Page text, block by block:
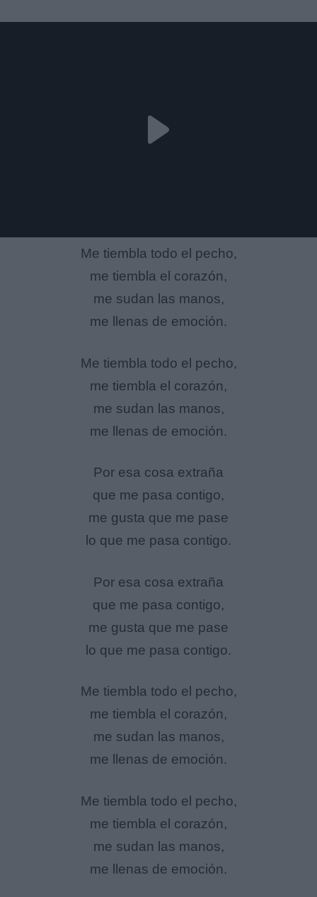
Me tiembla todo el pecho,
me tiembla el corazón,
me sudan las manos,
me llenas de emoción.
Me tiembla todo el pecho,
me tiembla el corazón,
me sudan las manos,
me llenas de emoción.
Por esa cosa extraña
que me pasa contigo,
me gusta que me pase
lo que me pasa contigo.
Por esa cosa extraña
que me pasa contigo,
me gusta que me pase
lo que me pasa contigo.
Me tiembla todo el pecho,
me tiembla el corazón,
me sudan las manos,
me llenas de emoción.
Me tiembla todo el pecho,
me tiembla el corazón,
me sudan las manos,
me llenas de emoción.